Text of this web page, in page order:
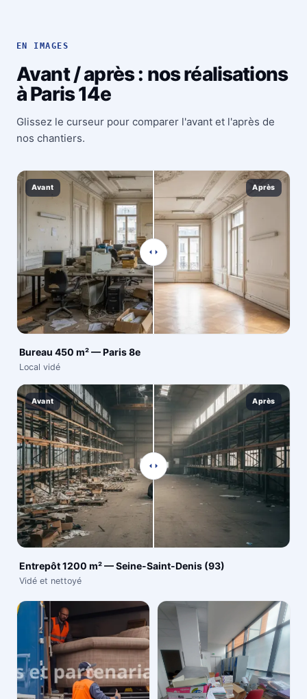
EN IMAGES
Avant / après : nos réalisations
à Paris 14e
Glissez le curseur pour comparer l'avant et l'après de
nos chantiers.
Avant Après
Bureau 450 m² — Paris 8e
Local vidé
Avant Après
Entrepôt 1200 m² — Seine-Saint-Denis (93)
Vidé et nettoyé